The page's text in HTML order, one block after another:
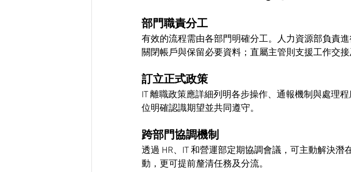
部門職責分工
有效的流程需由各部門明確分工。人力資源部負責
關閉帳戶與保留必要資料；直屬主管則支援工作交接
訂立正式政策
IT 離職政策應詳細列明各步操作、通報機制與處理
位明確認識期望並共同遵守。
跨部門協調機制
透過 HR、IT 和營運部定期協調會議，可主動解決
動，更可提前釐清任務及分流。